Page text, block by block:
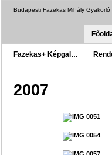
Budapesti Fazekas Mihály
Fazekas+ Képgal…
2007